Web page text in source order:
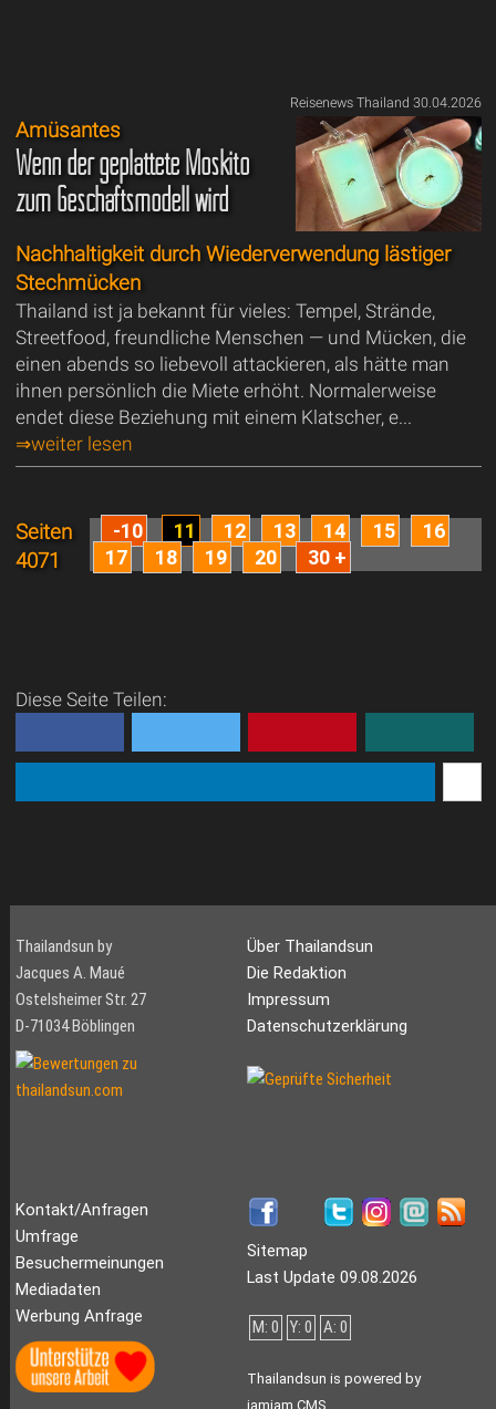
Reisenews Thailand 30.04.2026
Amüsantes
Wenn der geplättete Moskito
zum Geschäftsmodell wird
Nachhaltigkeit durch Wiederverwendung lästiger
Stechmücken
Thailand ist ja bekannt für vieles: Tempel, Strände,
Streetfood, freundliche Menschen — und Mücken, die
einen abends so liebevoll attackieren, als hätte man
ihnen persönlich die Miete erhöht. Normalerweise
endet diese Beziehung mit einem Klatscher, e...
⇒weiter lesen
Seiten
4071
-10 11 12 13 14 15
16
17
18 19 20 30 +
Diese Seite Teilen:
Thailandsun by
Jacques A. Maué
Ostelsheimer Str. 27
D-71034 Böblingen
Über Thailandsun
Die Redaktion
Impressum
Datenschutzerklärung
Kontakt/Anfragen
Umfrage
Besuchermeinungen
Mediadaten
Werbung Anfrage
Sitemap
Last Update 09.08.2026
M: 0 Y: 0 A: 0
Thailandsun is powered by
jamjam CMS